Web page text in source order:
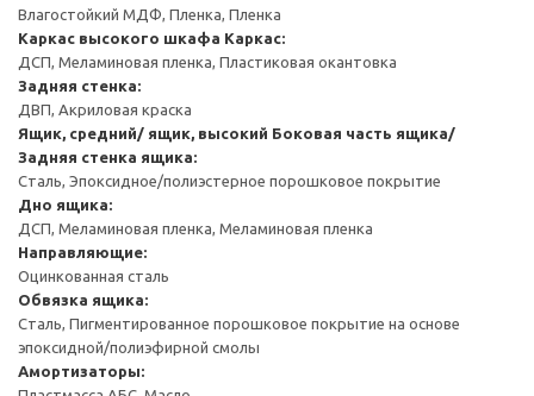
Влагостойкий МДФ, Пленка, Пленка
Каркас высокого шкафа Каркас:
ДСП, Меламиновая пленка, Пластиковая окантовка
Задняя стенка:
ДВП, Акриловая краска
Ящик, средний/ ящик, высокий Боковая часть ящика/
Задняя стенка ящика:
Сталь, Эпоксидное/полиэстерное порошковое покрытие
Дно ящика:
ДСП, Меламиновая пленка, Меламиновая пленка
Направляющие:
Оцинкованная сталь
Обвязка ящика:
Сталь, Пигментированное порошковое покрытие на основе
эпоксидной/полиэфирной смолы
Амортизаторы: